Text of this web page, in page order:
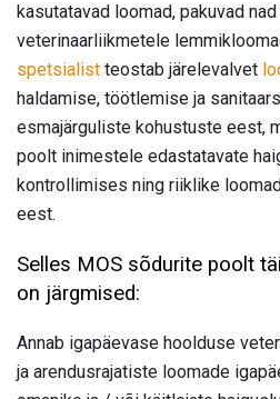
kasutatavad loomad, pakuvad
veterinaarliikmetele
spetsialist teostab järelevalvet
haldamise, töötlemise ja
esmajärguliste kohustuste eest,
poolt inimestele edastatavate
kontrollimises ning riiklike
eest.
Selles MOS sõdurite poolt
on järgmised:
Annab igapäevase hoolduse
ja arendusrajatiste loomade